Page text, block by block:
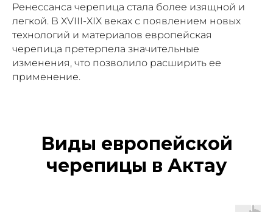
Ренессанса черепица стала более изящной и
легкой. В XVIII-XIX веках с появлением новых
технологий и материалов европейская
черепица претерпела значительные
изменения, что позволило расширить ее
применение.
Виды европейской
черепицы в Актау